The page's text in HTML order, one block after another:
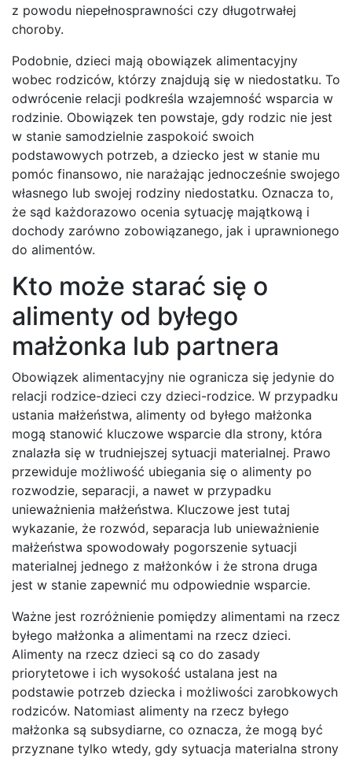
z powodu niepełnosprawności czy długotrwałej
choroby.
Podobnie, dzieci mają obowiązek alimentacyjny
wobec rodziców, którzy znajdują się w niedostatku. To
odwrócenie relacji podkreśla wzajemność wsparcia w
rodzinie. Obowiązek ten powstaje, gdy rodzic nie jest
w stanie samodzielnie zaspokoić swoich
podstawowych potrzeb, a dziecko jest w stanie mu
pomóc finansowo, nie narażając jednocześnie swojego
własnego lub swojej rodziny niedostatku. Oznacza to,
że sąd każdorazowo ocenia sytuację majątkową i
dochody zarówno zobowiązanego, jak i uprawnionego
do alimentów.
Kto może starać się o
alimenty od byłego
małżonka lub partnera
Obowiązek alimentacyjny nie ogranicza się jedynie do
relacji rodzice-dzieci czy dzieci-rodzice. W przypadku
ustania małżeństwa, alimenty od byłego małżonka
mogą stanowić kluczowe wsparcie dla strony, która
znalazła się w trudniejszej sytuacji materialnej. Prawo
przewiduje możliwość ubiegania się o alimenty po
rozwodzie, separacji, a nawet w przypadku
unieważnienia małżeństwa. Kluczowe jest tutaj
wykazanie, że rozwód, separacja lub unieważnienie
małżeństwa spowodowały pogorszenie sytuacji
materialnej jednego z małżonków i że strona druga
jest w stanie zapewnić mu odpowiednie wsparcie.
Ważne jest rozróżnienie pomiędzy alimentami na rzecz
byłego małżonka a alimentami na rzecz dzieci.
Alimenty na rzecz dzieci są co do zasady
priorytetowe i ich wysokość ustalana jest na
podstawie potrzeb dziecka i możliwości zarobkowych
rodziców. Natomiast alimenty na rzecz byłego
małżonka są subsydiarne, co oznacza, że mogą być
przyznane tylko wtedy, gdy sytuacja materialna strony